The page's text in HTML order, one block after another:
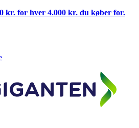
kr. for hver 4.000 kr. du køber for.